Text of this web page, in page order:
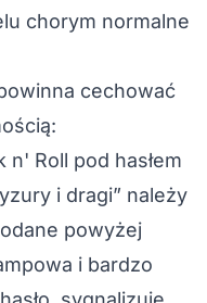
chorym normalne
cechować
n' Roll pod hasłem
i dragi” należy
powyżej
i bardzo